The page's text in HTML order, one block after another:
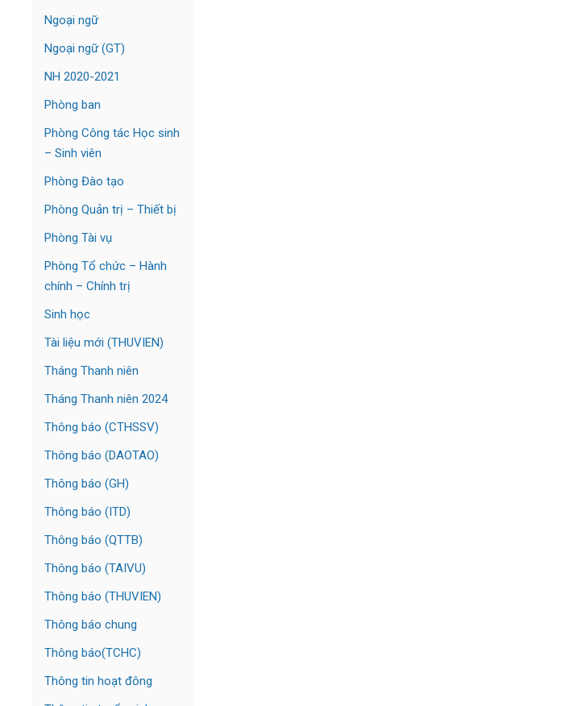
Ngoại ngữ
Ngoại ngữ (GT)
NH 2020-2021
Phòng ban
Phòng Công tác Học sinh
– Sinh viên
Phòng Đào tạo
Phòng Quản trị – Thiết bị
Phòng Tài vụ
Phòng Tổ chức – Hành
chính – Chính trị
Sinh học
Tài liệu mới (THUVIEN)
Tháng Thanh niên
Tháng Thanh niên 2024
Thông báo (CTHSSV)
Thông báo (DAOTAO)
Thông báo (GH)
Thông báo (ITD)
Thông báo (QTTB)
Thông báo (TAIVU)
Thông báo (THUVIEN)
Thông báo chung
Thông báo(TCHC)
Thông tin hoạt đông